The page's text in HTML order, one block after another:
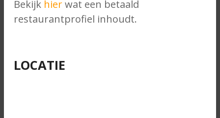
Bekijk hierwat een betaald
restaurantprofiel inhoudt.
LOCATIE